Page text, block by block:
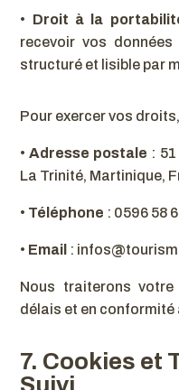
• Droit à la
recevoir vos
structuré et lisible par
Pour exercer vos
• Adresse postale :
La Trinité, Martinique,
• Téléphone : 0596 58
• Email :
Nous traiterons
délais et en conformité
7. Cookies et
Suivi